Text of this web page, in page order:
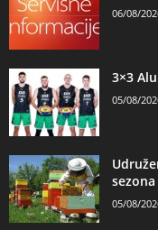
06/08/
3×3
05/08/
sezona
05/08/